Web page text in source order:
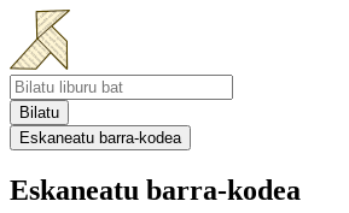
Bilatu
Eskaneatu barra-kodea
Eskaneatu barra-kodea